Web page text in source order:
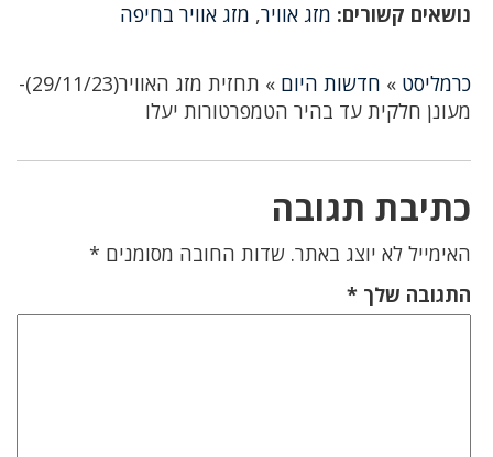
נושאים קשורים: מזג אוויר, מזג אוויר בחיפה
כרמליסט » חדשות היום »
תחזית מזג האוויר(29/11/23)-
מעונן חלקית עד בהיר הטמפרטורות יעלו
כתיבת תגובה
האימייל לא יוצג באתר. שדות החובה מסומנים *
התגובה שלך *